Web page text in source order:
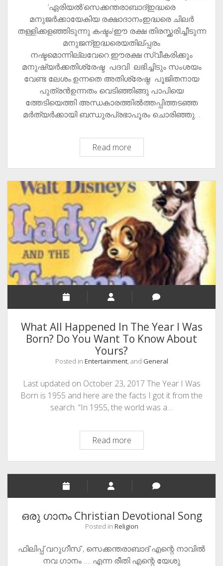
India
‘ഏരിയല്‍’സെക്കന്തരാബാദ്ഇദ്ധരെ
മനുജര്‍ക്കായേകിയ രക്ഷാദാനംഇദ്ധരെ ചിലര്‍
തള്ളിക്കളഞ്ഞിടുന്നു കഷ്ടം!ഈ രക്ഷ തിരസ്ക്കരിച്ചീടുന്ന
മനുജന്ഇദ്ധരെയതില്പ്പരം
നഷ്ടമൊന്നില്ലവേറെ.ഈരക്ഷ സ്വീകരിക്കും
മനുഷ്യര്‍ക്കതിശ്രേഷ്ട പദവി ലഭിച്ചിടും സംശയം
വേണ്ട ലേശം.ഉന്നതെ അതിശ്രേഷ്ഠ പൂജിതനായ
പുത്രന്‍ഉന്നതം വെടിഞ്ഞിങ്ങു പാപിയെ
ത്തേടിയെത്തി അന്ധകാരത്തില്‍ത്തപ്പിത്തടഞ്ഞ
മര്‍ത്യര്‍ക്കായി ബന്ധുരപ്രഭാപൂരം ചൊരിഞ്ഞു…
Read moreനീ
ഏതു
കൂട്ടത്തില്‍
?
(In
Which
Group
You
Are
?)
What All Happened In The Year I Was
Born? Do You Want To Know About
Yours?
Posted in Entertainment, and General
Last updated on October 23, 2017 The Year I Was
Born is 1955 and here are the facts I got it from the
search. “In 1955, the world was a…
Read moreWhat
All
Happened
In
Year
I
Was
Do
You
ഒരു ഗാനം Christian Devotional Song
Posted in Religion
ഫിലിപ്പ് വറുഗീസ് , സെക്കന്തരാബാദ് എന്റെ നാവില്‍
നവ ഗാനം …. എന്ന രീതി എന്റെ യേശു